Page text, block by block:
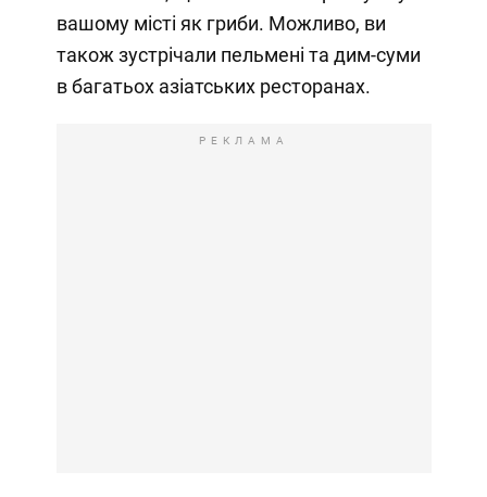
вашому місті як гриби. Можливо, ви
також зустрічали пельмені та дим-суми
в багатьох азіатських ресторанах.
РЕКЛАМА